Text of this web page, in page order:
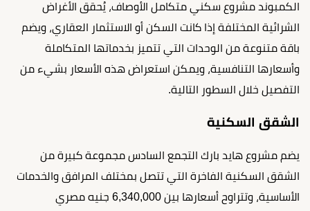
الكمبوند مشروع سكني متكامل الأوصاف، يُحقق الأغراض
الشرائية المختلفة إذا كانت السكن أو الاستثمار العقاري، ويضم
باقة متنوعة من الوحدات التي تتميز بخدماتها المتكاملة
وأسعارها التنافسية، ويمكن استعراض هذه الأسعار بشيء من
التفصيل خلال السطور التالية.
الشقق السكنية
يضم مشروع هايد بارك التجمع السادس مجموعة كبيرة من
الشقق السكنية الفاخرة التي تتصل بمختلف المرافق والخدمات
الأساسية، وتتراوح أسعارها بين 6,340,000 جنيه مصري